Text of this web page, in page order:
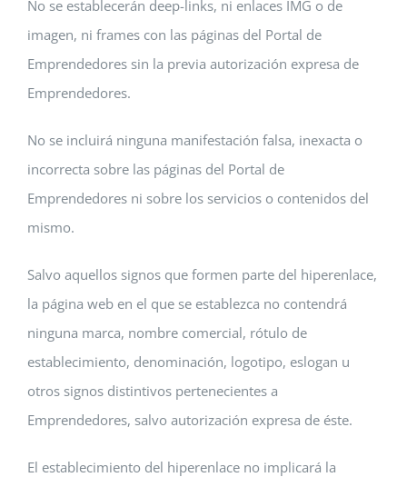
No se establecerán deep-links, ni enlaces IMG o de
imagen, ni frames con las páginas del Portal de
Emprendedores sin la previa autorización expresa de
Emprendedores.
No se incluirá ninguna manifestación falsa, inexacta o
incorrecta sobre las páginas del Portal de
Emprendedores ni sobre los servicios o contenidos del
mismo.
Salvo aquellos signos que formen parte del hiperenlace,
la página web en el que se establezca no contendrá
ninguna marca, nombre comercial, rótulo de
establecimiento, denominación, logotipo, eslogan u
otros signos distintivos pertenecientes a
Emprendedores, salvo autorización expresa de éste.
El establecimiento del hiperenlace no implicará la